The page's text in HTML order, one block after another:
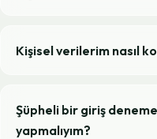
Kişisel verilerim nasıl
Şüpheli bir giriş
yapmalıyım?